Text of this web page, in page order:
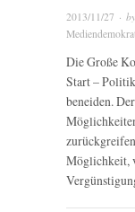
2013/11/27 · by
Die Große
Start –
beneiden.
Möglichkeit,